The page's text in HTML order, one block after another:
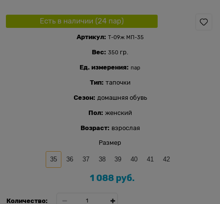
Есть в наличии (24пар)
Артикул: Т-09ж МП-35
Вес: 350 гр.
Ед. измерения: пар
Тип: тапочки
Сезон: домашняя обувь
Пол: женский
Возраст: взрослая
Размер
35 36 37 38 39 40 41 42
1 088 руб.
Количество: